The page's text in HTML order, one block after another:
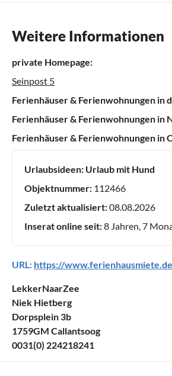
Weitere Informationen
private Homepage:
Seinpost 5
Ferienhäuser & Ferienwohnungen in
Ferienhäuser & Ferienwohnungen in
Ferienhäuser & Ferienwohnungen in
Urlaubsideen: Urlaub mit Hund
Objektnummer: 112466
Zuletzt aktualisiert:08.08.2026
Inserat online seit:8 Jahren, 7
URL: https://
LekkerNaarZee
Niek Hietberg
Dorpsplein 3b
1759GM Callantsoog
0031(0) 224218241